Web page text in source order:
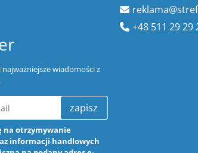
wiadomości z
zapisz
na otrzymywanie
informacji handlowych
+48 511 29 29